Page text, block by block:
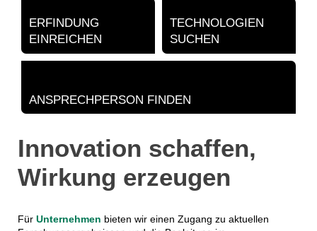
ERFINDUNG
EINREICHEN
TECHNOLOGIEN
SUCHEN
ANSPRECHPERSON FINDEN
Innovation schaffen,
Wirkung erzeugen
Für Unternehmen bieten wir einen Zugang zu aktuellen